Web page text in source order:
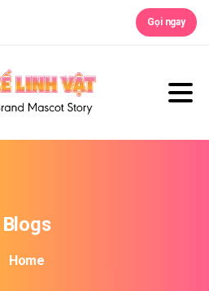
Gọi ngay
Blogs
Home